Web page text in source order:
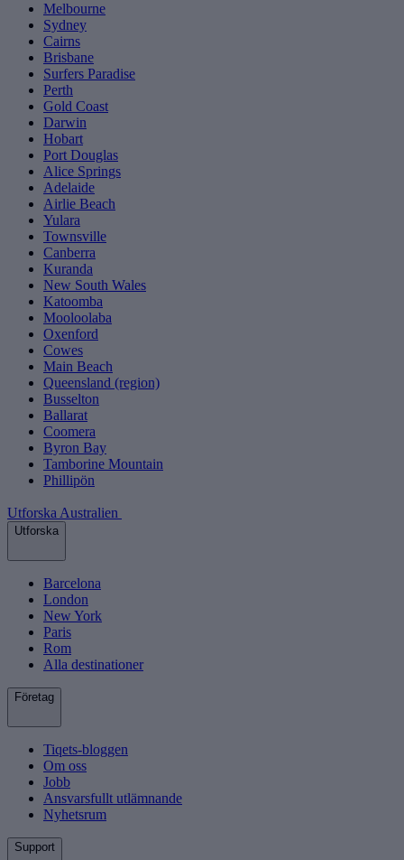
Melbourne
Sydney
Cairns
Brisbane
Surfers Paradise
Perth
Gold Coast
Darwin
Hobart
Port Douglas
Alice Springs
Adelaide
Airlie Beach
Yulara
Townsville
Canberra
Kuranda
New South Wales
Katoomba
Mooloolaba
Oxenford
Cowes
Main Beach
Queensland (region)
Busselton
Ballarat
Coomera
Byron Bay
Tamborine Mountain
Phillipön
Utforska Australien
Utforska
Barcelona
London
New York
Paris
Rom
Alla destinationer
Företag
Tiqets-bloggen
Om oss
Jobb
Ansvarsfullt utlämnande
Nyhetsrum
Support